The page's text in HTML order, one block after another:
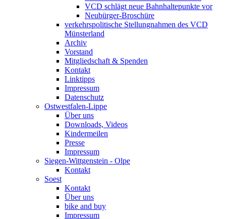
VCD schlägt neue Bahnhaltepunkte vor
Neubürger-Broschüre
verkehrspolitische Stellungnahmen des VCD
Münsterland
Archiv
Vorstand
Mitgliedschaft & Spenden
Kontakt
Linktipps
Impressum
Datenschutz
Ostwestfalen-Lippe
Über uns
Downloads, Videos
Kindermeilen
Presse
Impressum
Siegen-Wittgenstein - Olpe
Kontakt
Soest
Kontakt
Über uns
bike and buy
Impressum